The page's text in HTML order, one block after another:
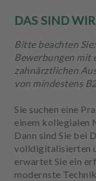
DAS SIND
Bitte beachten
Bewerbungen mit
zahnärztlichen
von mindestens
Sie suchen eine
einem kollegialen
Dann sind Sie bei
volldigitalisierten
erwartet Sie ein
modernste